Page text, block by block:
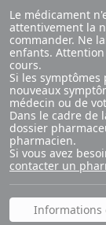
Le médicament
attentivement la
commander. Ne
enfants.
cours.
Si les
nouveaux
médecin ou de
Dans le cadre de
dossier
pharmacien.
Si vous avez
contacter un
Informations